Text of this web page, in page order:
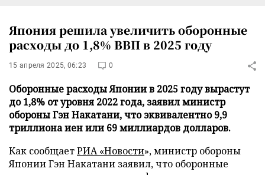
Япония решила увеличить оборонные
расходы до 1,8% ВВП в 2025 году
15 апреля 2025, 06:23 0
Оборонные расходы Японии в 2025 году вырастут
до 1,8% от уровня 2022 года, заявил министр
обороны Гэн Накатани, что эквивалентно 9,9
триллиона иен или 69 миллиардов долларов.
Как сообщаетРИА «Новости», министр обороны
Японии Гэн Накатани заявил, что оборонные